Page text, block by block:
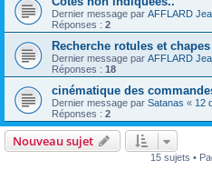
Dernier message par AFFLARD
Réponses : 2
Recherche rotules et chapes
Dernier message par AFFLARD
Réponses : 18
cinématique des
Dernier message par Satanas « 12
Réponses : 2
Nouveau sujet
15 sujets •